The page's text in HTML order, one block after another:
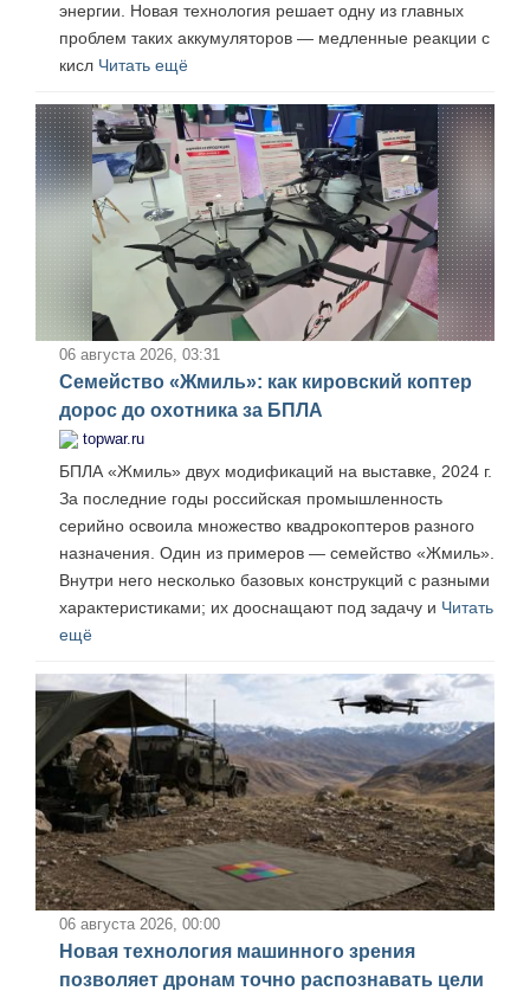
энергии. Новая технология решает одну из главных
проблем таких аккумуляторов — медленные реакции с
кисл Читать ещё
06 августа 2026, 03:31
Семейство «Жмиль»: как кировский коптер
дорос до охотника за БПЛА
topwar.ru
БПЛА «Жмиль» двух модификаций на выставке, 2024 г.
За последние годы российская промышленность
серийно освоила множество квадрокоптеров разного
назначения. Один из примеров — семейство «Жмиль».
Внутри него несколько базовых конструкций с разными
характеристиками; их дооснащают под задачу и Читать
ещё
06 августа 2026, 00:00
Новая технология машинного зрения
позволяет дронам точно распознавать цели